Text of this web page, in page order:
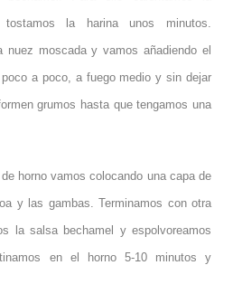
la harina unos minutos.
nuez moscada y vamos añadiendo el
a poco, a fuego medio y sin dejar
grumos hasta que tengamos una
horno vamos colocando una capa de
y las gambas. Terminamos con otra
la salsa bechamel y espolvoreamos
en el horno 5-10 minutos y